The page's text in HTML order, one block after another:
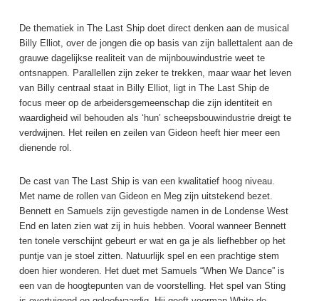
De thematiek in The Last Ship doet direct denken aan de musical
Billy Elliot, over de jongen die op basis van zijn ballettalent aan de
grauwe dagelijkse realiteit van de mijnbouwindustrie weet te
ontsnappen. Parallellen zijn zeker te trekken, maar waar het leven
van Billy centraal staat in Billy Elliot, ligt in The Last Ship de
focus meer op de arbeidersgemeenschap die zijn identiteit en
waardigheid wil behouden als ‘hun’ scheepsbouwindustrie dreigt te
verdwijnen. Het reilen en zeilen van Gideon heeft hier meer een
dienende rol.
De cast van The Last Ship is van een kwalitatief hoog niveau.
Met name de rollen van Gideon en Meg zijn uitstekend bezet.
Bennett en Samuels zijn gevestigde namen in de Londense West
End en laten zien wat zij in huis hebben. Vooral wanneer Bennett
ten tonele verschijnt gebeurt er wat en ga je als liefhebber op het
puntje van je stoel zitten. Natuurlijk spel en een prachtige stem
doen hier wonderen. Het duet met Samuels “When We Dance” is
een van de hoogtepunten van de voorstelling. Het spel van Sting